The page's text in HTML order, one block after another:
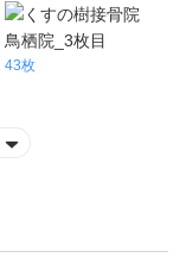
43枚